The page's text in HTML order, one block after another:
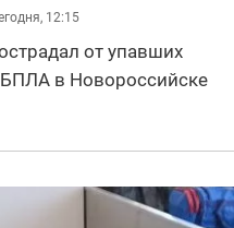
12:15
от упавших
в Новороссийске